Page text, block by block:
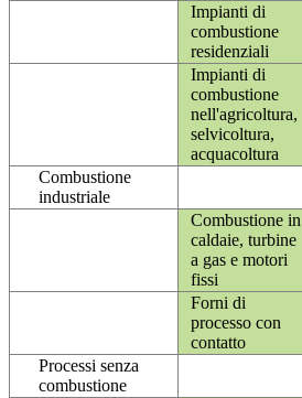
Impianti di
combustione
residenziali
Impianti di
combustione
nell'agricoltura,
selvicoltura,
acquacoltura
Combustione
industriale
Combustione in
caldaie, turbine
a gas e motori
fissi
Forni di
processo con
contatto
Processi senza
combustione